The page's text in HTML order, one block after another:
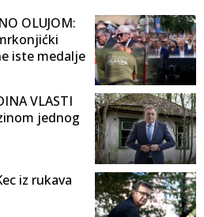
OLUJOM:
iste medalje
VLASTI
jednog
iz rukava